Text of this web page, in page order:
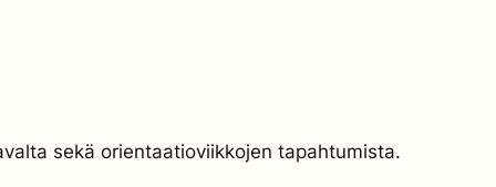
sekä orientaatioviikkojen tapahtumista.